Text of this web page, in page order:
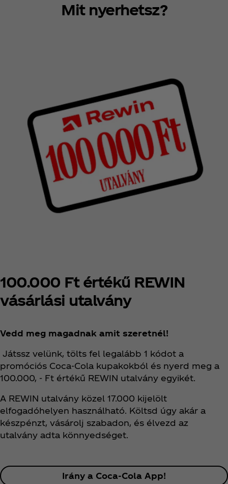
Mit nyerhetsz?
100.000 Ft értékű REWIN
vásárlási utalvány
Vedd meg magadnak amit szeretnél!
Játssz velünk, tölts fel legalább 1 kódot a
promóciós Coca‑Cola kupakokból és nyerd meg a
100.000, - Ft értékű REWIN utalvány egyikét.
A REWIN utalvány közel 17.000 kijelölt
elfogadóhelyen használható. Költsd úgy akár a
készpénzt, vásárolj szabadon, és élvezd az
utalvány adta könnyedséget.
Irány a Coca‑Cola App!